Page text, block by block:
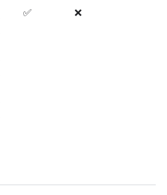
✅ ❌